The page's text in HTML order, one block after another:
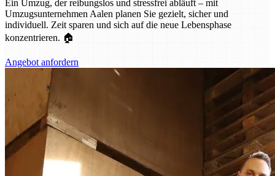
Ein Umzug, der reibungslos und stressfrei abläuft – mit
Umzugsunternehmen Aalen planen Sie gezielt, sicher und
individuell. Zeit sparen und sich auf die neue Lebensphase
konzentrieren. 🏠
Angebot anfordern